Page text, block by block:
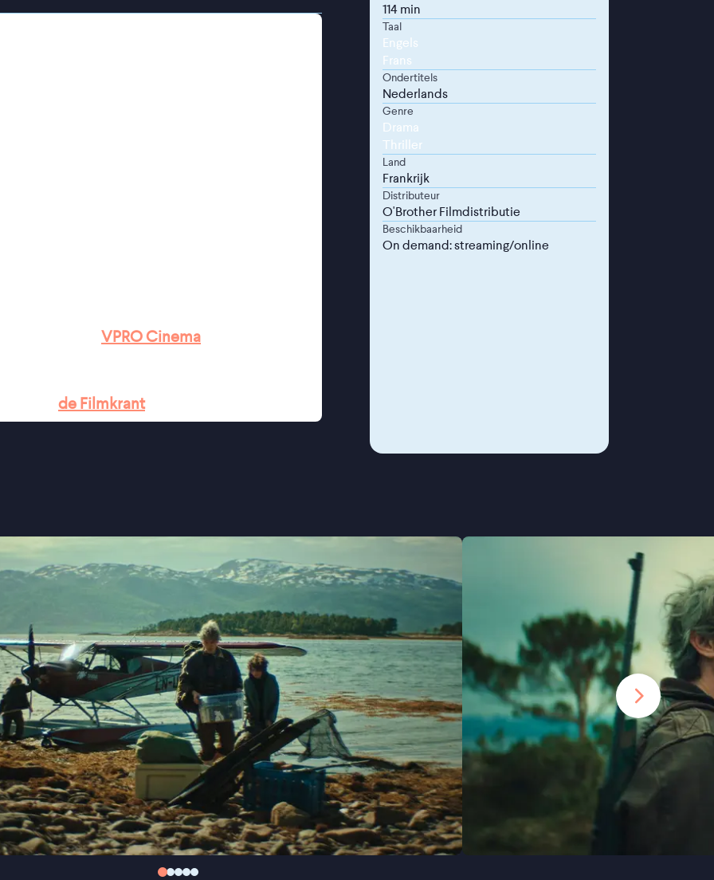
Alaska waar Tom, de vader van de
VPRO Cinema
de Filmkrant
114 min
Taal
Engels
Frans
Ondertitels
Nederlands
Genre
Drama
Thriller
Land
Frankrijk
Distributeur
O'Brother Filmdistributie
Beschikbaarheid
On demand: streaming/online